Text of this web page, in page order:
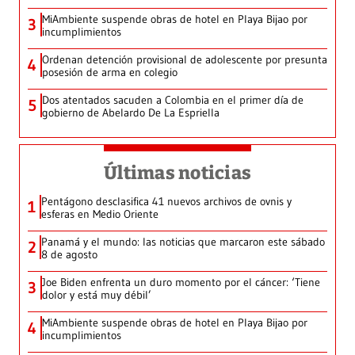
3 MiAmbiente suspende obras de hotel en Playa Bijao por
incumplimientos
4 Ordenan detención provisional de adolescente por presunta
posesión de arma en colegio
5 Dos atentados sacuden a Colombia en el primer día de
gobierno de Abelardo De La Espriella
Últimas noticias
1 Pentágono desclasifica 41 nuevos archivos de ovnis y
esferas en Medio Oriente
2 Panamá y el mundo: las noticias que marcaron este sábado
8 de agosto
3 Joe Biden enfrenta un duro momento por el cáncer: ‘Tiene
dolor y está muy débil’
4 MiAmbiente suspende obras de hotel en Playa Bijao por
incumplimientos